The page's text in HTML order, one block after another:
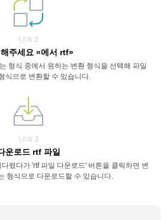
단계 2
주세요 «에서 rtf»
형식 중에서 원하는 변환 형식을 선택해 파일
식으로 변환할 수 있습니다.
단계 3
운로드 rtf 파일
렸다가 'rtf 파일 다운로드' 버튼을 클릭하면 변
형식으로 다운로드할 수 있습니다.